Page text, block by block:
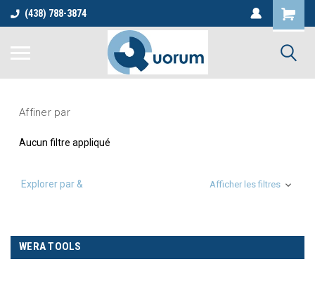
(438) 788-3874
Affiner par
Aucun filtre appliqué
Explorer par & Afficher les filtres
WERA TOOLS